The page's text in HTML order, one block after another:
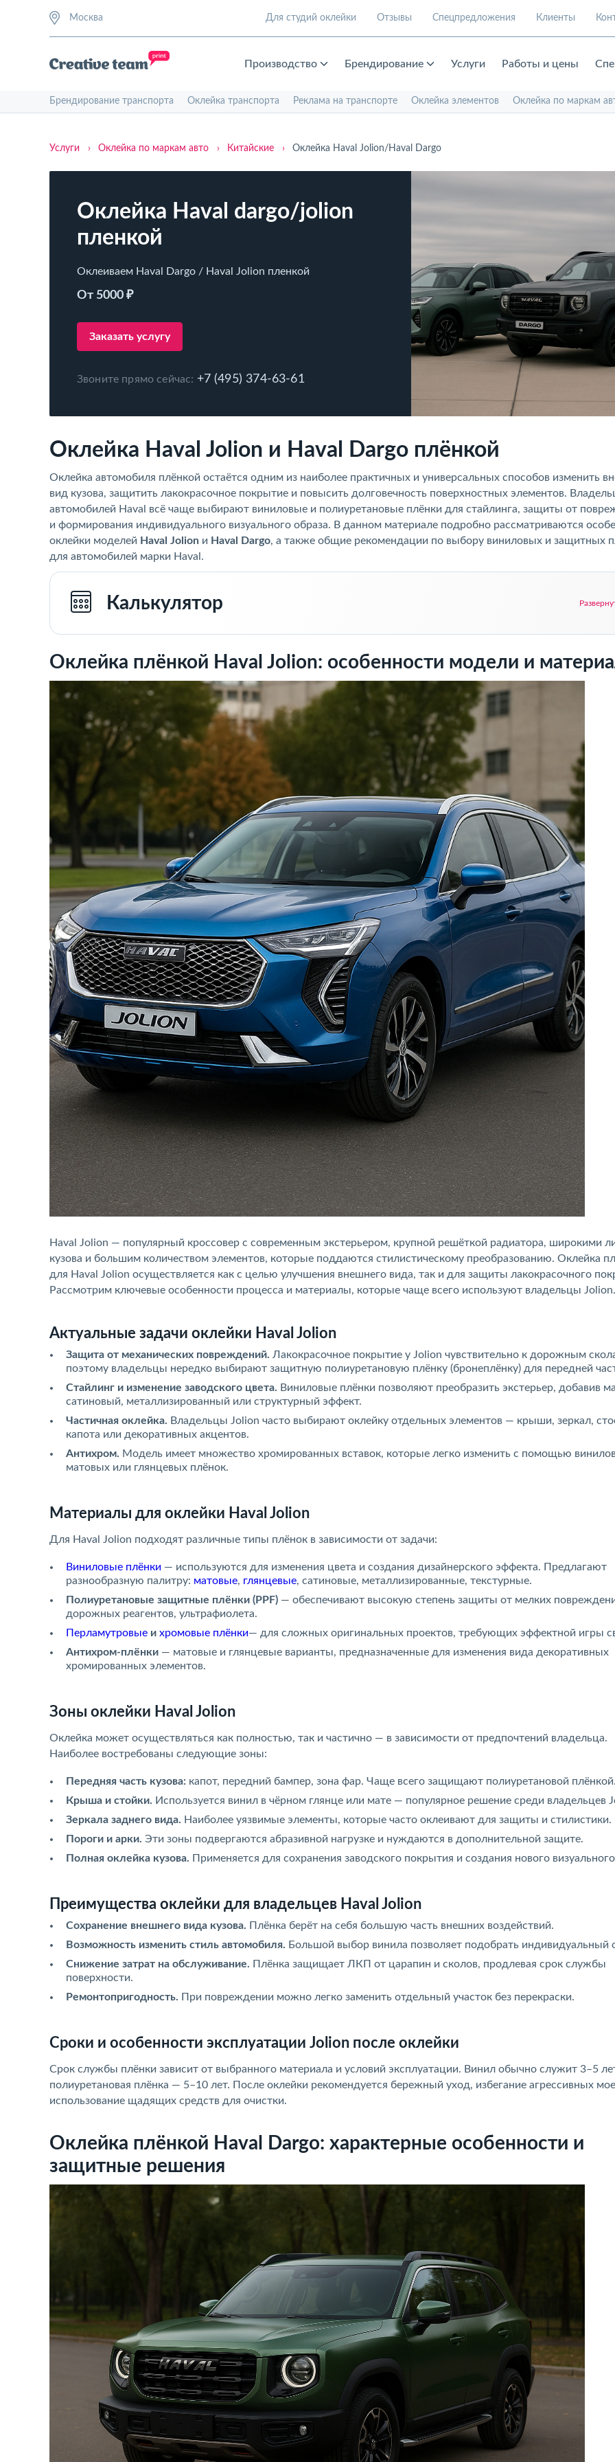
Москва Для студий оклейки Отзывы Спецпредложения Клиенты
Производство Брендирование Услуги Работы и цены
Брендирование транспорта Оклейка транспорта Реклама на транспорте Оклейка элементов Оклейка по маркам
Услуги › Оклейка по маркам авто › Китайские › Оклейка Haval Jolion/Haval Dargo
Оклейка Haval dargo/jolion
пленкой
Оклеиваем Haval Dargo / Haval Jolion пленкой
От 5000 ₽
Заказать услугу
Звоните прямо сейчас: +7 (495) 374-63-61
Оклейка Haval Jolion и Haval Dargo плёнкой
Оклейка автомобиля плёнкой остаётся одним из наиболее практичных и универсальных способов изменить
вид кузова, защитить лакокрасочное покрытие и повысить долговечность поверхностных элементов.
автомобилей Haval всё чаще выбирают виниловые и полиуретановые плёнки для стайлинга, защиты от
и формирования индивидуального визуального образа. В данном материале подробно рассматриваются
оклейки моделей Haval Jolion и Haval Dargo, а также общие рекомендации по выбору виниловых и защитных
для автомобилей марки Haval.
Калькулятор
Оклейка плёнкой Haval Jolion: особенности модели и
Haval Jolion — популярный кроссовер с современным экстерьером, крупной решёткой радиатора, широкими
кузова и большим количеством элементов, которые поддаются стилистическому преобразованию. Оклейка
для Haval Jolion осуществляется как с целью улучшения внешнего вида, так и для защиты лакокрасочного
Рассмотрим ключевые особенности процесса и материалы, которые чаще всего используют владельцы Jolion.
Актуальные задачи оклейки Haval Jolion
Защита от механических повреждений. Лакокрасочное покрытие у Jolion чувствительно к дорожным
поэтому владельцы нередко выбирают защитную полиуретановую плёнку (бронеплёнку) для передней
Стайлинг и изменение заводского цвета. Виниловые плёнки позволяют преобразить экстерьер, добавив
сатиновый, металлизированный или структурный эффект.
Частичная оклейка. Владельцы Jolion часто выбирают оклейку отдельных элементов — крыши, зеркал,
капота или декоративных акцентов.
Антихром. Модель имеет множество хромированных вставок, которые легко изменить с помощью
матовых или глянцевых плёнок.
Материалы для оклейки Haval Jolion
Для Haval Jolion подходят различные типы плёнок в зависимости от задачи:
Виниловые плёнки — используются для изменения цвета и создания дизайнерского эффекта. Предлагают
разнообразную палитру: матовые, глянцевые, сатиновые, металлизированные, текстурные.
Полиуретановые защитные плёнки (PPF) — обеспечивают высокую степень защиты от мелких
дорожных реагентов, ультрафиолета.
Перламутровые и хромовые плёнки— для сложных оригинальных проектов, требующих эффектной игры
Антихром-плёнки — матовые и глянцевые варианты, предназначенные для изменения вида декоративных
хромированных элементов.
Зоны оклейки Haval Jolion
Оклейка может осуществляться как полностью, так и частично — в зависимости от предпочтений владельца.
Наиболее востребованы следующие зоны:
Передняя часть кузова: капот, передний бампер, зона фар. Чаще всего защищают полиуретановой
Крыша и стойки. Используется винил в чёрном глянце или мате — популярное решение среди владельцев
Зеркала заднего вида. Наиболее уязвимые элементы, которые часто оклеивают для защиты и стилистики.
Пороги и арки. Эти зоны подвергаются абразивной нагрузке и нуждаются в дополнительной защите.
Полная оклейка кузова. Применяется для сохранения заводского покрытия и создания нового
Преимущества оклейки для владельцев Haval Jolion
Сохранение внешнего вида кузова. Плёнка берёт на себя большую часть внешних воздействий.
Возможность изменить стиль автомобиля. Большой выбор винила позволяет подобрать индивидуальный
Снижение затрат на обслуживание. Плёнка защищает ЛКП от царапин и сколов, продлевая срок службы
поверхности.
Ремонтопригодность. При повреждении можно легко заменить отдельный участок без перекраски.
Сроки и особенности эксплуатации Jolion после оклейки
Срок службы плёнки зависит от выбранного материала и условий эксплуатации. Винил обычно служит 3–5
полиуретановая плёнка — 5–10 лет. После оклейки рекомендуется бережный уход, избегание агрессивных
использование щадящих средств для очистки.
Оклейка плёнкой Haval Dargo: характерные особенности и
защитные решения